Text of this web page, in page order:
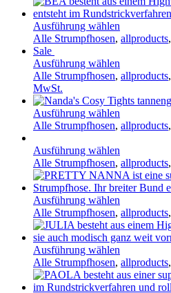
Ausführung wählen
Alle Strumpfhosen, allproducts,
Sale
Ausführung wählen
Alle Strumpfhosen, allproducts,
MwSt.
Ausführung wählen
Alle Strumpfhosen, allproducts,
Ausführung wählen
Alle Strumpfhosen, allproducts,
Ausführung wählen
Alle Strumpfhosen, allproducts,
Ausführung wählen
Alle Strumpfhosen, allproducts,